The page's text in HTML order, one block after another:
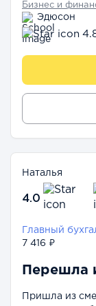
Бизнес и
Эдюсон
Наталья
4.0
Главный
7 416 ₽
Перешла
Пришла из